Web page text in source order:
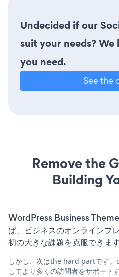
Undecided if our
suit your needs?
you need.
See the
Remove the
Building
WordPress Business
ば、ビジネスのオンラインプ
初の大きな課題を克服できま
しかし、次はthe hard partです
してより多くの訪問者をサポート